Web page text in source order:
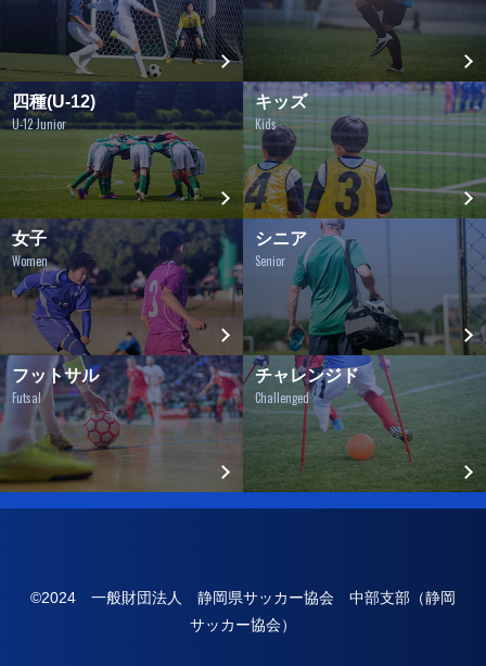
四種(U-12)
U-12 Junior
キッズ
Kids
女子
Women
シニア
Senior
フットサル
Futsal
チャレンジド
Challenged
©2024 一般財団法人 静岡県サッカー協会 中部支部（静岡
サッカー協会）